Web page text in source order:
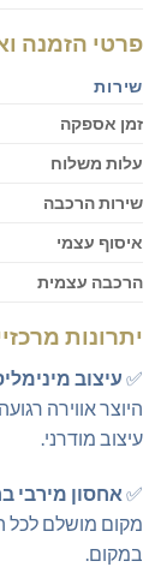
פרטי הזמנה
שירות
זמן אספקה
עלות משלוח
שירות הרכבה
איסוף עצמי
הרכבה עצמית
יתרונות
✅ עיצוב
היוצר אווירה
עיצוב מודרני.
✅ אחסון מירבי
מקום מושלם לכל
במקום.